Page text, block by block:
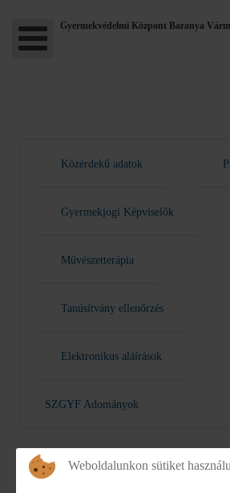
Gyermekvédelmi Központ Baranya
Közérdekű adatok
Gyermekjogi Képviselők
Művészetterápia
Tanúsítvány ellenőrzés
Elektronikus aláírások
SZGYF Adományok
Weboldalunkon sütiket